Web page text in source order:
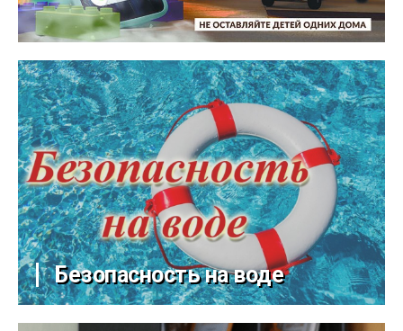
Безопасность на воде